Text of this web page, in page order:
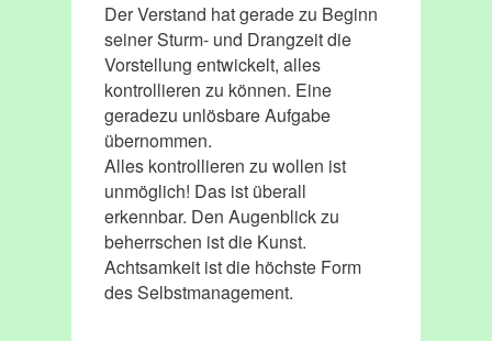
Der Verstand hat gerade zu Beginn
seiner Sturm- und Drangzeit die
Vorstellung entwickelt, alles
kontrollieren zu können. Eine
geradezu unlösbare Aufgabe
übernommen.
Alles kontrollieren zu wollen ist
unmöglich! Das ist überall
erkennbar. Den Augenblick zu
beherrschen ist die Kunst.
Achtsamkeit ist die höchste Form
des Selbstmanagement.